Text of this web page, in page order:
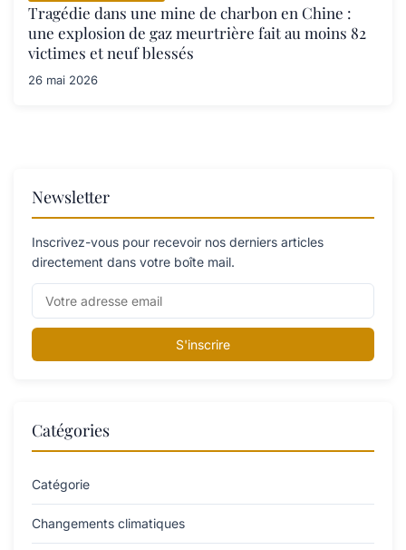
Tragédie dans une mine de charbon en Chine :
une explosion de gaz meurtrière fait au moins 82
victimes et neuf blessés
26 mai 2026
Newsletter
Inscrivez-vous pour recevoir nos derniers articles
directement dans votre boîte mail.
S'inscrire
Catégories
Catégorie
Changements climatiques